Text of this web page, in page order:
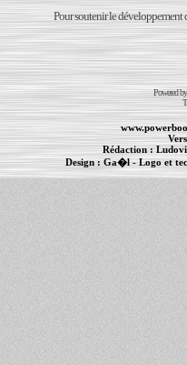
Pour soutenir le développement
Powered
Rédaction :
Design :Ga�l- Logo et
PowerBook